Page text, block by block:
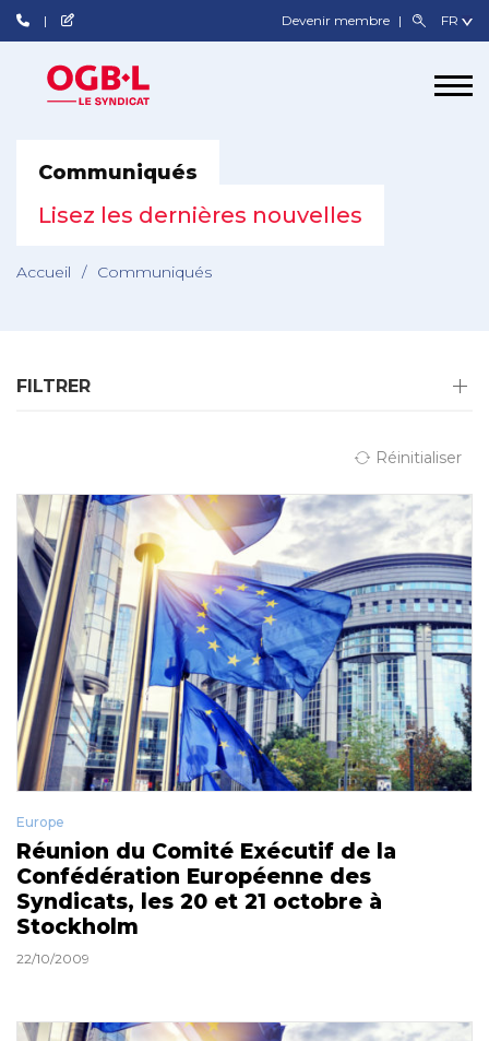
Devenir membre
Communiqués
Lisez les dernières nouvelles
Accueil / Communiqués
FILTRER
Réinitialiser
Europe
Réunion du Comité Exécutif de la
Confédération Européenne des
Syndicats, les 20 et 21 octobre à
Stockholm
22/10/2009